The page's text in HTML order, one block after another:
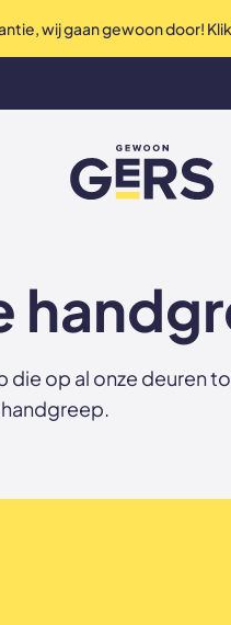
wij gaan gewoon door!
GewoonGers
op al onze deuren
.